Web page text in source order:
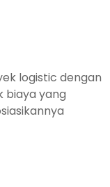
logistic dengan
biaya yang